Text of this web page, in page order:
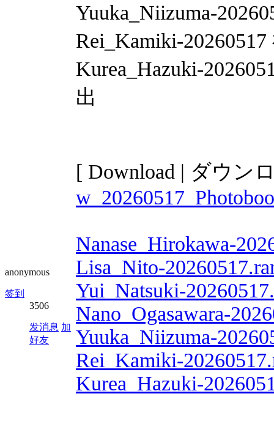
anonymous
签到
3506
发消息 加
好友
Yuuka_Niizuma-
Rei_Kamiki-
Kurea_Hazuki-
出
[ Download | ダウン
Nanase_Hirokawa-
Lisa_Nito-
Yui_Natsuki-
Nano_Ogasawara-
Yuuka_Niizuma-
Rei_Kamiki-
Kurea_Hazuki-